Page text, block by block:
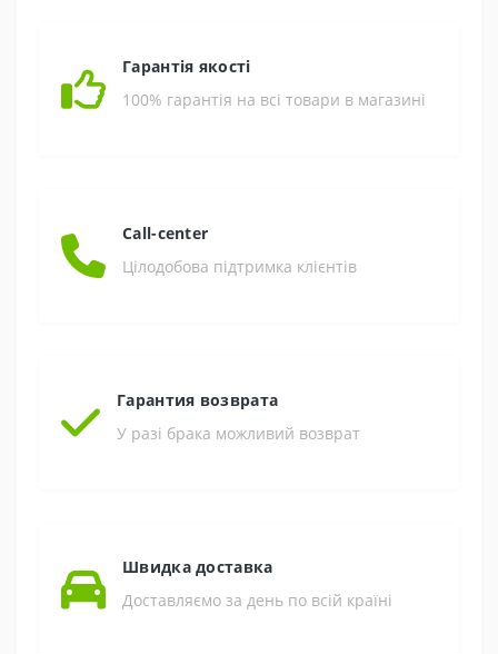
Гарантія якості
100% гарантія на всі товари в магазині
Call-center
Цілодобова підтримка клієнтів
Гарантия возврата
У разі брака можливий возврат
Швидка доставка
Доставляємо за день по всій країні